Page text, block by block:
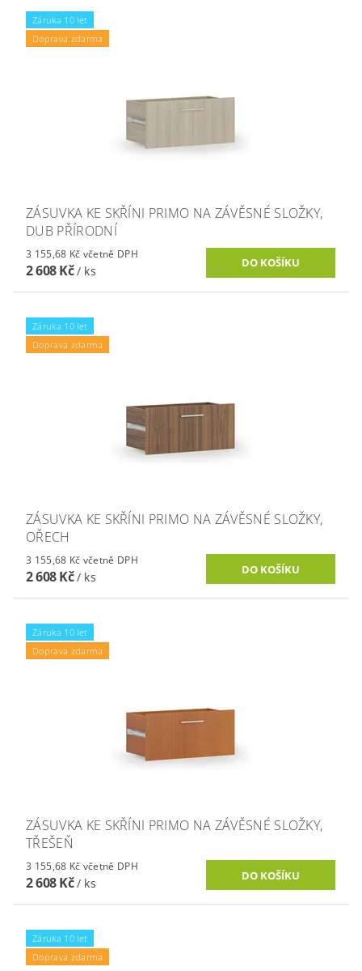
Záruka 10 let
Doprava zdarma
ZÁSUVKA KE SKŘÍNI PRIMO NA ZÁVĚSNÉ SLOŽKY,
DUB PŘÍRODNÍ
3 155,68 Kč včetně DPH
2 608 Kč/ ks
Záruka 10 let
Doprava zdarma
ZÁSUVKA KE SKŘÍNI PRIMO NA ZÁVĚSNÉ SLOŽKY,
OŘECH
3 155,68 Kč včetně DPH
2 608 Kč/ ks
Záruka 10 let
Doprava zdarma
ZÁSUVKA KE SKŘÍNI PRIMO NA ZÁVĚSNÉ SLOŽKY,
TŘEŠEŇ
3 155,68 Kč včetně DPH
2 608 Kč/ ks
Záruka 10 let
Doprava zdarma